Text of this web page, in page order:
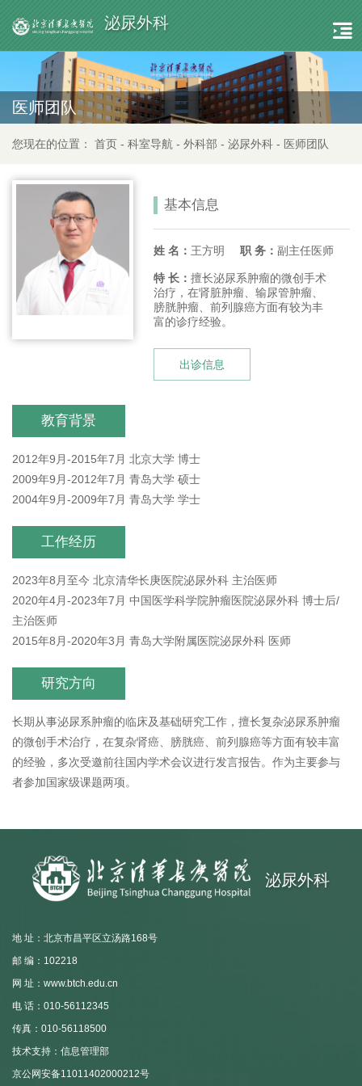
泌尿外科
医师团队
您现在的位置： 首页 - 科室导航 - 外科部 - 泌尿外科 - 医师团队
基本信息
姓 名： 王方明 职 务：副主任医师
特 长： 擅长泌尿系肿瘤的微创手术
治疗，在肾脏肿瘤、输尿管肿瘤、
膀胱肿瘤、前列腺癌方面有较为丰
富的诊疗经验。
出诊信息
教育背景
2012年9月-2015年7月 北京大学 博士
2009年9月-2012年7月 青岛大学 硕士
2004年9月-2009年7月 青岛大学 学士
工作经历
2023年8月至今 北京清华长庚医院泌尿外科 主治医师
2020年4月-2023年7月 中国医学科学院肿瘤医院泌尿外科 博士后/
主治医师
2015年8月-2020年3月 青岛大学附属医院泌尿外科 医师
研究方向
长期从事泌尿系肿瘤的临床及基础研究工作，擅长复杂泌尿系肿瘤
的微创手术治疗，在复杂肾癌、膀胱癌、前列腺癌等方面有较丰富
的经验，多次受邀前往国内学术会议进行发言报告。作为主要参与
者参加国家级课题两项。
泌尿外科
地 址：北京市昌平区立汤路168号
邮 编：102218
网 址：www.btch.edu.cn
电 话：010-56112345
传真：010-56118500
技术支持：信息管理部
京公网安备11011402000212号